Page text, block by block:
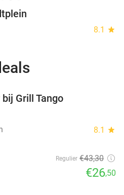
8.1 star
Grill Tango
8.1 star
Regulier €43,30
€26,50